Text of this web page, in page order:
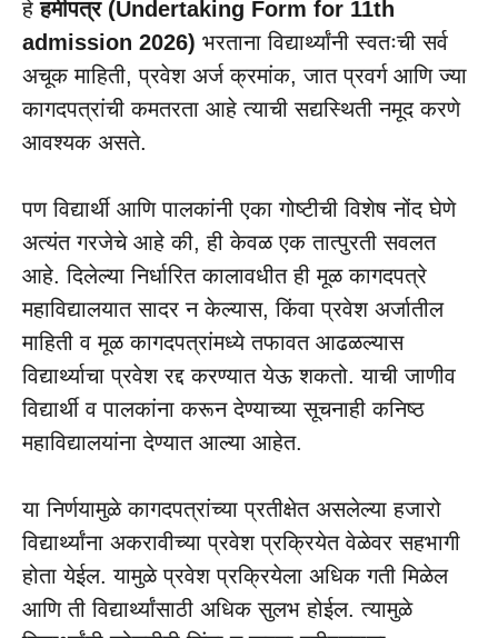
हेहमीपत्र (Undertaking Form for 11th
admission 2026) भरताना विद्यार्थ्यांनी स्वतःची सर्व
अचूक माहिती, प्रवेश अर्ज क्रमांक, जात प्रवर्ग आणि ज्या
कागदपत्रांची कमतरता आहे त्याची सद्यस्थिती नमूद करणे
आवश्यक असते.
पण विद्यार्थी आणि पालकांनी एका गोष्टीची विशेष नोंद घेणे
अत्यंत गरजेचे आहे की, ही केवळ एक तात्पुरती सवलत
आहे. दिलेल्या निर्धारित कालावधीत ही मूळ कागदपत्रे
महाविद्यालयात सादर न केल्यास, किंवा प्रवेश अर्जातील
माहिती व मूळ कागदपत्रांमध्ये तफावत आढळल्यास
विद्यार्थ्याचा प्रवेश रद्द करण्यात येऊ शकतो. याची जाणीव
विद्यार्थी व पालकांना करून देण्याच्या सूचनाही कनिष्ठ
महाविद्यालयांना देण्यात आल्या आहेत.
या निर्णयामुळे कागदपत्रांच्या प्रतीक्षेत असलेल्या हजारो
विद्यार्थ्यांना अकरावीच्या प्रवेश प्रक्रियेत वेळेवर सहभागी
होता येईल. यामुळे प्रवेश प्रक्रियेला अधिक गती मिळेल
आणि ती विद्यार्थ्यांसाठी अधिक सुलभ होईल. त्यामुळे